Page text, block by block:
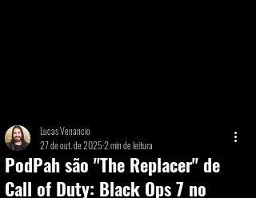
PodPah são "The Replacer" de
Call of Duty: Black Ops 7 no
Lucas Venancio
27 de out. de 20252 min de leitura